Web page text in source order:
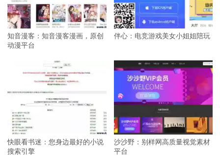
知音漫客：知音漫客漫画，原创
动漫平台
伴心：电竞游戏美女小姐姐陪玩
快眼看书迷：您身边最好的小说
搜索引擎
沙沙野：别样网高质量视觉素材
平台